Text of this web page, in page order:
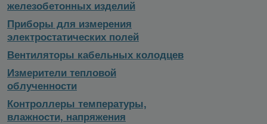
железобетонных изделий
Приборы для измерения
электростатических полей
Вентиляторы кабельных колодцев
Измерители тепловой
облученности
Контроллеры температуры,
влажности, напряжения